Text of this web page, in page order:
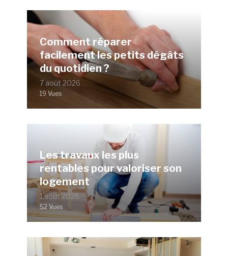
Comment réparer
facilement les petits dégâts
du quotidien ?
7 août 2026
19 Vues
Les travaux les plus
rentables pour valoriser son
logement
1 août 2026
52 Vues